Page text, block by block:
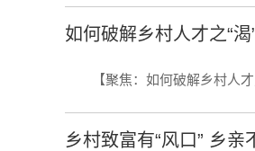
如何破解乡村人才之“渴
【聚焦：如何破解乡村人才
乡村致富有“风口” 乡亲